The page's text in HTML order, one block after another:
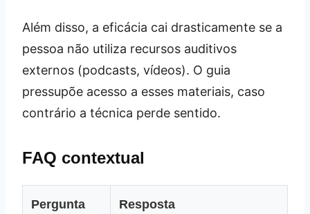
Além disso, a eficácia cai drasticamente se a
pessoa não utiliza recursos auditivos
externos (podcasts, vídeos). O guia
pressupõe acesso a esses materiais, caso
contrário a técnica perde sentido.
FAQ contextual
Pergunta Resposta